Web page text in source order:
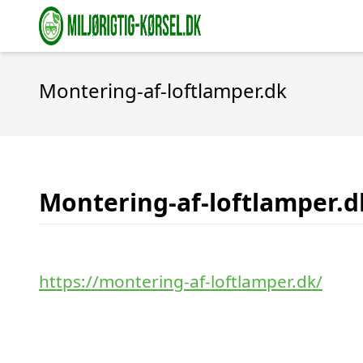
Montering-af-loftlamper.dk
Montering-af-
https://montering-af-loftlamper.dk/